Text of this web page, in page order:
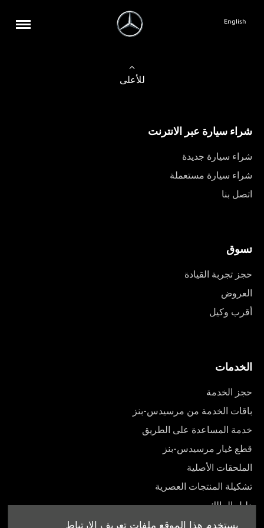
يستخدم هذا الموقع ملفات تعريف الارتباط
English
للأعلى
شراء سيارة عبر الانترنت
شراء سيارة جديدة
شراء سيارة مستعملة
اتصل بنا
تسوق
حجز تجربة القيادة
العروض
أقرب وكيل
الخدمات
حجز الخدمة
باقات الخدمة من مرسيدس-بنز
خدمة المساعدة على الطريق
قطع غيار مرسيدس-بنز
الملحقات الأصلية
تشكيلة المنتجات العصرية
دليل المالك